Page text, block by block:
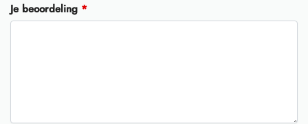
Je beoordeling *